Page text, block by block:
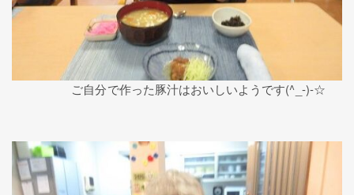
ご自分で作った豚汁はおいしいようです(^_-)-☆